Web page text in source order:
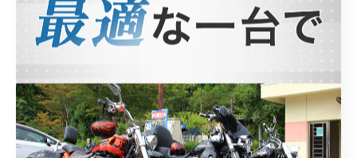
験を楽しむことができます。それぞれのタイプの特徴を
把握し、自分に合ったバイクを選ぶことが大切です。
レンタルバイクをもっと便利に！アプ
リやサービス活用法